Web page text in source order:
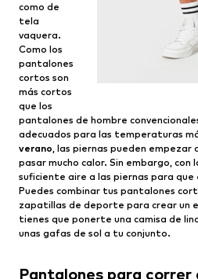
como de
tela
vaquera.
Como los
pantalones
cortos son
más cortos
que los
pantalones de hombre
adecuados para las temperaturas
verano, las piernas pueden empezar
pasar mucho calor. Sin embargo,
suficiente aire a las piernas para
Puedes combinar tus pantalones
zapatillas de deporte para crear un
tienes que ponerte una camisa de
unas gafas de sol a tu conjunto.
Pantalones para correr